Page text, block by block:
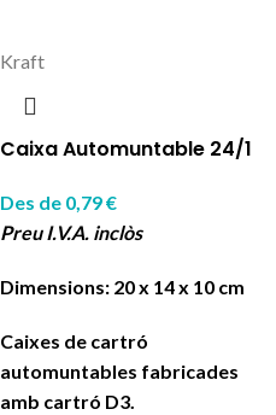
Kraft
Caixa Automuntable 24/1
Des de 0,79€
Preu I.V.A. inclòs
Dimensions: 20 x 14 x 10 cm
Caixes de cartró
automuntables fabricades
amb cartró D3.